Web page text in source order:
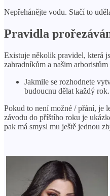
Nepřehánějte vodu. Stačí to
Pravidla
Existuje několik pravidel, která
zahradníkům a našim
Jakmile se rozhodnete
budoucnu dělat každý rok.
Pokud to není možné / přání, je
závodu do příštího roku je
pak má smysl mu ještě jednou